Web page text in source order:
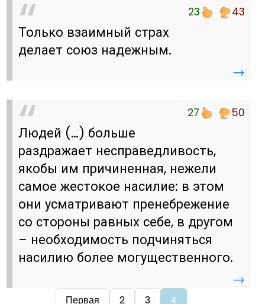
23 43
Только взаимный страх
делает союз надежным.
→
27 50
Людей (…) больше
раздражает несправедливость,
якобы им причиненная, нежели
самое жестокое насилие: в этом
они усматривают пренебрежение
со стороны равных себе, в другом
– необходимость подчиняться
насилию более могущественного.
→
Первая 2 3
4